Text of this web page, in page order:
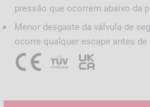
pressão que ocorrem abaixo da
Menor desgaste da válvula de
ocorre qualquer escape antes